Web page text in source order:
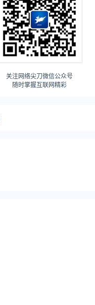
关注网络尖刀微信公众号
随时掌握互联网精彩